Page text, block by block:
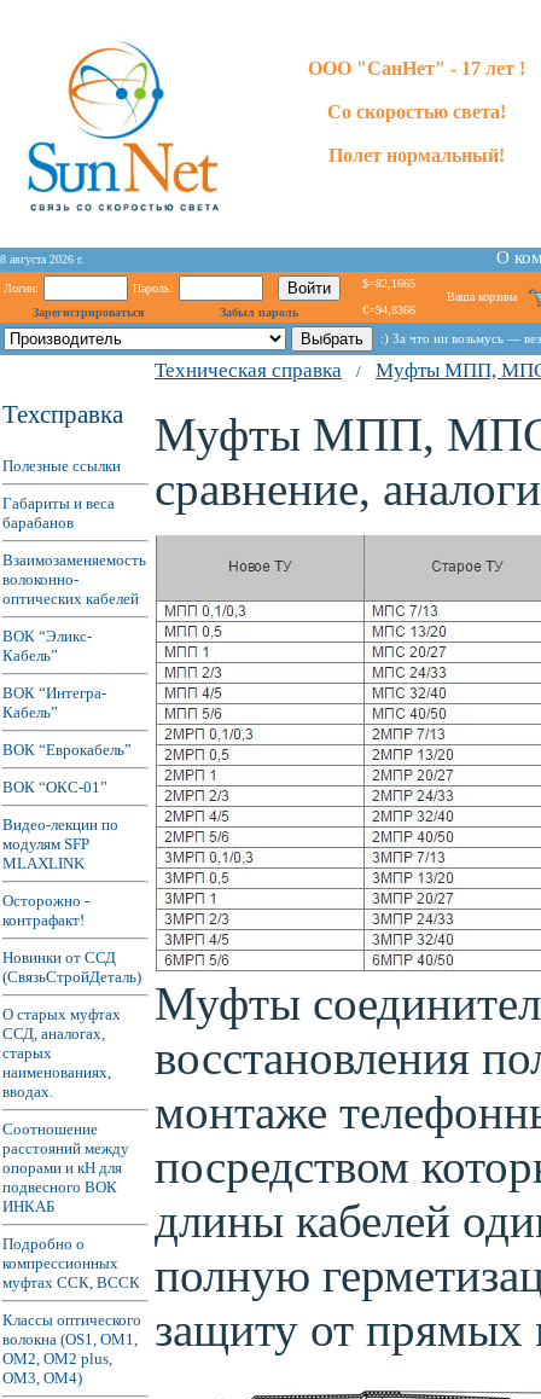
ООО "СанНет" - 17 лет !
Со скоростью света!
Полет нормальный!
8 августа 2026 г. О
Логин:
Пароль:
Зарегистрироваться
Забыл пароль
$=82,1665
€=94,8366
Ваша корзина
:) За что ни возьмусь —
Техсправка
Полезные ссылки
Габариты и веса
барабанов
Взаимозаменяемость
волоконно-
оптических кабелей
ВОК “Эликс-
Кабель”
ВОК “Интегра-
Кабель”
ВОК “Еврокабель”
ВОК “ОКС-01”
Видео-лекции по
модулям SFP
MLAXLINK
Осторожно -
контрафакт!
Новинки от ССД
(СвязьСтройДеталь)
О старых муфтах
ССД, аналогах,
старых
наименованиях,
вводах.
Соотношение
расстояний между
опорами и кН для
подвесного ВОК
ИНКАБ
Подробно о
компрессионных
муфтах ССК, ВССК
Классы оптического
волокна (OS1, ОМ1,
ОМ2, ОМ2 plus,
ОМ3, ОМ4)
Техническая справка / Муфты МПП, МПС
Муфты МПП, МПС
сравнение,
Муфты
восстановления
монтаже
посредством
длины кабелей
полную
защиту от прямых